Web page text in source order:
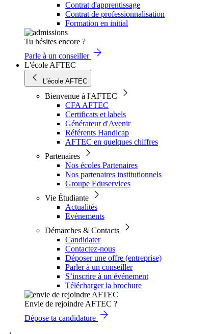
Contrat d'apprentissage
Contrat de professionnalisation
Formation en initial
Tu hésites encore ?
Parle à un conseiller
L'école AFTEC
L'école AFTEC
Bienvenue à l'AFTEC
CFA AFTEC
Certificats et labels
Générateur d'Avenir
Référents Handicap
AFTEC en quelques chiffres
Partenaires
Nos écoles Partenaires
Nos partenaires institutionnels
Groupe Eduservices
Vie Étudiante
Actualités
Evénements
Démarches & Contacts
Candidater
Contactez-nous
Déposer une offre (entreprise)
Parler à un conseiller
S’inscrire à un événement
Télécharger la brochure
Envie de rejoindre AFTEC ?
Dépose ta candidature